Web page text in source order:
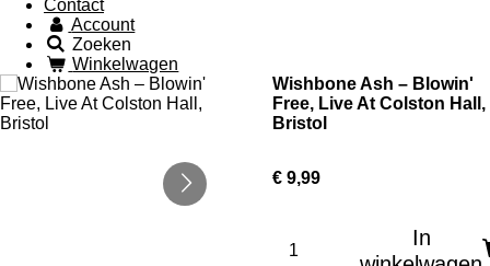
Contact
Account
Zoeken
Winkelwagen
Wishbone Ash – Blowin'
Free, Live At Colston Hall,
Bristol
€ 9,99
In